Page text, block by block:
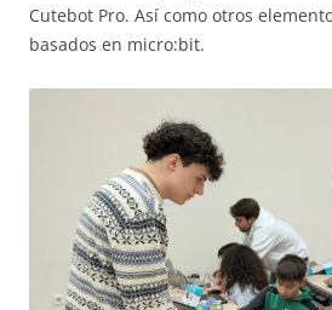
Cutebot Pro. Así como otros
basados en micro:bit.